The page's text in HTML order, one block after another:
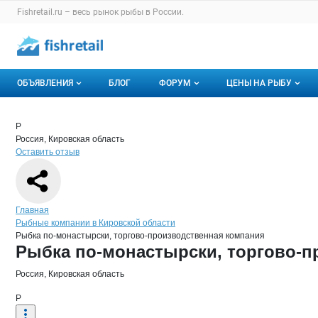
Раздел навигации по сайту fishretail.ru
Fishretail.ru – весь рынок рыбы в России.
Авторизация и меню пользователя
Навигация по разделам сайта fishretail.ru
ОБЪЯВЛЕНИЯ
Горячее предложение
Мои объявления
БЛОГ ФОРУМ ЦЕНЫ НА РЫБУ
Страница компании
Страница компании
Краткая информация о компании
Р
Россия, Кировская область
Оставить отзыв
Навигация по сайту
Главная
Рыбные компании в Кировской области
Рыбка по-монастырски, торгово-производственная компания
Основная информация о компании
Рыбка по-монастырски, торгово-
Россия, Кировская область
Р